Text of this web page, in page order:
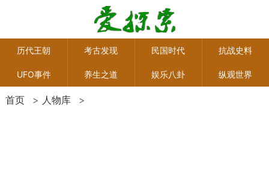
历代王朝 考古发现 民国时代 抗战史料
UFO事件 养生之道 娱乐八卦 纵观世界
首页 > 人物库 >